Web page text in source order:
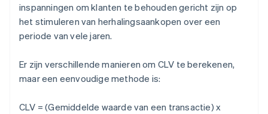
inspanningen om klanten te behouden gericht zijn op
het stimuleren van herhalingsaankopen over een
periode van vele jaren.
Er zijn verschillende manieren om CLV te berekenen,
maar een eenvoudige methode is:
CLV = (Gemiddelde waarde van een transactie) x